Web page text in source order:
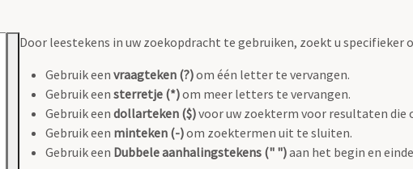
Door leestekens in uw zoekopdracht te gebruiken, zoekt u specifieker
Gebruik een vraagteken (?)om één letter te vervangen.
Gebruik een sterretje (*)om meer letters te vervangen.
Gebruik een dollarteken ($)voor uw zoekterm voor resultaten die
Gebruik een minteken (-)om zoektermen uit te sluiten.
Gebruik een Dubbele aanhalingstekens (" ")aan het begin en